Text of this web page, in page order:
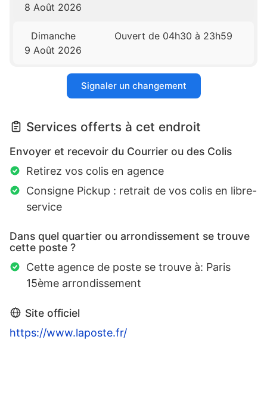
8 Août 2026
Dimanche
9 Août 2026
Ouvert de 04h30 à 23h59
Signaler un changement
Services offerts à cet endroit
Envoyer et recevoir du Courrier ou des Colis
Retirez vos colis en agence
Consigne Pickup : retrait de vos colis en libre-
service
Dans quel quartier ou arrondissement se trouve
cette poste ?
Cette agence de poste se trouve à: Paris
15ème arrondissement
Site officiel
https://www.laposte.fr/